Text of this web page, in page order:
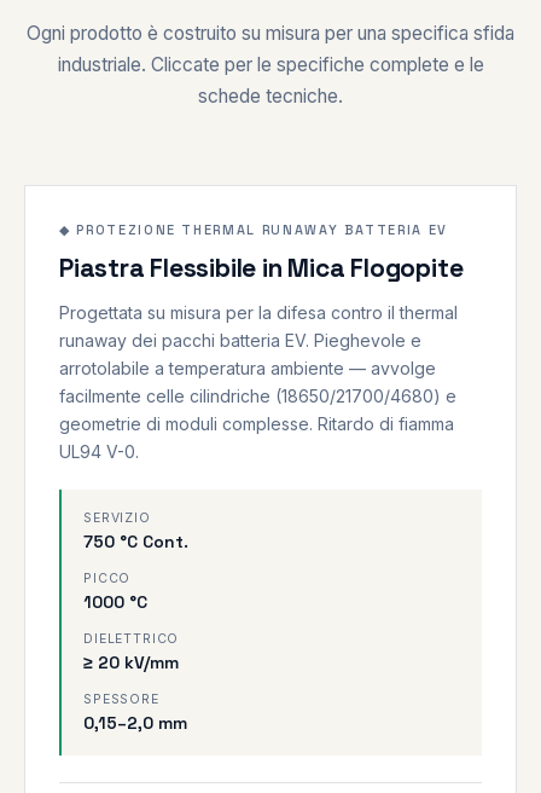
Ogni prodotto è costruito su misura per una specifica sfida
industriale. Cliccate per le specifiche complete e le
schede tecniche.
850°C
BATTERIA EV
750/1000°C
◆ PROTEZIONE THERMAL RUNAWAY BATTERIA EV
Piastra Flessibile in Mica Flogopite
Progettata su misura per la difesa contro il thermal
runaway dei pacchi batteria EV. Pieghevole e
arrotolabile a temperatura ambiente — avvolge
facilmente celle cilindriche (18650/21700/4680) e
geometrie di moduli complesse. Ritardo di fiamma
UL94 V-0.
SERVIZIO
750 °C Cont.
PICCO
1000 °C
DIELETTRICO
≥ 20 kV/mm
SPESSORE
0,15–2,0 mm